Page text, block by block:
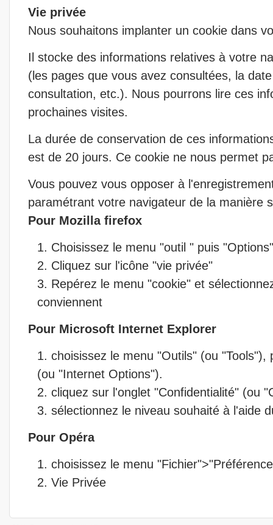
Vie privée
Nous souhaitons implanter un cookie dans
Il stocke des informations relatives à votre
(les pages que vous avez consultées, la
consultation, etc.). Nous pourrons lire ces
prochaines visites.
La durée de conservation de ces
est de 20 jours. Ce cookie ne nous permet
Vous pouvez vous opposer à
paramétrant votre navigateur de la manière
Pour Mozilla firefox
Choisissez le menu "outil " puis "Options"
Cliquez sur l'icône "vie privée"
Repérez le menu "cookie" et
conviennent
Pour Microsoft Internet Explorer
choisissez le menu "Outils" (ou "Tools"),
(ou "Internet Options").
cliquez sur l'onglet "Confidentialité" (ou
sélectionnez le niveau souhaité à l'aide
Pour Opéra
choisissez le menu
Vie Privée